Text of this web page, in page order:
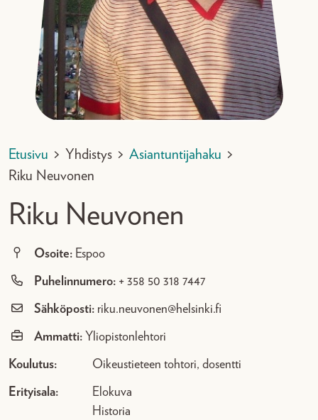
Etusivu > Yhdistys > Asiantuntijahaku >
Riku Neuvonen
Riku Neuvonen
Osoite: Espoo
Puhelinnumero: + 358 50 318 7447
Sähköposti: riku.neuvonen@helsinki.fi
Ammatti: Yliopistonlehtori
Koulutus: Oikeustieteen tohtori, dosentti
Erityisala:
Elokuva
Historia